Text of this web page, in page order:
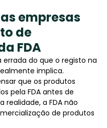
empresas
de
FDA
do que o registo na
implica.
que os produtos
pela FDA antes de
realidade, a FDA não
de produtos